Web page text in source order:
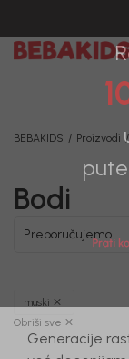
BEBAKIDS Proizvodi
Bodi
muski
Obriši sve